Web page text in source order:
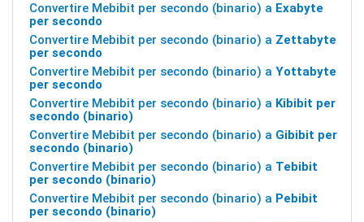
Convertire Mebibit per secondo (binario) a Exabyte
per secondo
Convertire Mebibit per secondo (binario) a Zettabyte
per secondo
Convertire Mebibit per secondo (binario) a Yottabyte
per secondo
Convertire Mebibit per secondo (binario) a Kibibit per
secondo (binario)
Convertire Mebibit per secondo (binario) a Gibibit per
secondo (binario)
Convertire Mebibit per secondo (binario) a Tebibit
per secondo (binario)
Convertire Mebibit per secondo (binario) a Pebibit
per secondo (binario)